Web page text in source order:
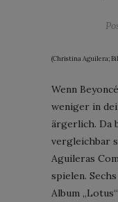
(Christina Aguilera;
Wenn
weniger in
ärgerlich. Da
vergleichbar
Aguileras
spielen.
Album